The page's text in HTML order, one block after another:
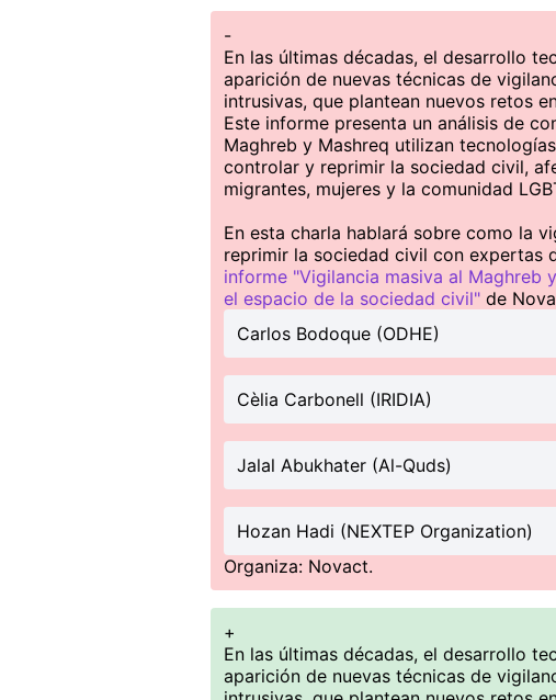
-
En las últimas décadas, el desarrollo
aparición de nuevas técnicas de
intrusivas, que plantean nuevos retos
Este informe presenta un análisis de
Maghreb y Mashreq utilizan
controlar y reprimir la sociedad civil,
migrantes, mujeres y la comunidad
En esta charla hablará sobre como la
reprimir la sociedad civil con expertas
informe "Vigilancia masiva al Maghreb
el espacio de la sociedad civil" de
Carlos Bodoque (ODHE)
Cèlia Carbonell (IRIDIA)
Jalal Abukhater (Al-Quds)
Hozan Hadi (NEXTEP Organization)
Organiza: Novact.
+
En las últimas décadas, el desarrollo
aparición de nuevas técnicas de